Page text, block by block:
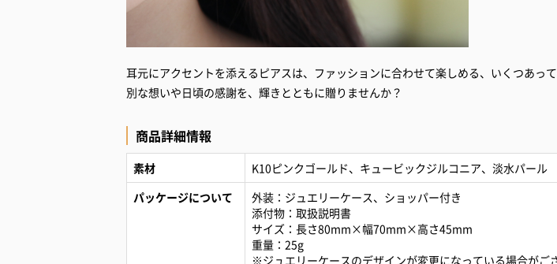
耳元にアクセントを添えるピアスは、ファッションに合わせて楽しめる、いくつあっ
別な想いや日頃の感謝を、輝きとともに贈りませんか？
商品詳細情報
素材
K10ピンクゴールド、キュービックジルコニア、淡水パール
パッケージについて
外装：ジュエリーケース、ショッパー付き
添付物：取扱説明書
サイズ：長さ80mm×幅70mm×高さ45mm
重量：25g
※ジュエリーケースのデザインが変更になっている場合がご